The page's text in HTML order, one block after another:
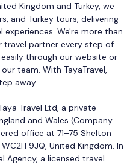
Kingdom and Turkey, we
and Turkey tours, delivering
experiences. We're more than
travel partner every step of
through our website or
team. With TayaTravel,
away.
Travel Ltd, a private
and Wales (Company
office at 71–75 Shelton
9JQ, United Kingdom. In
Agency, a licensed travel